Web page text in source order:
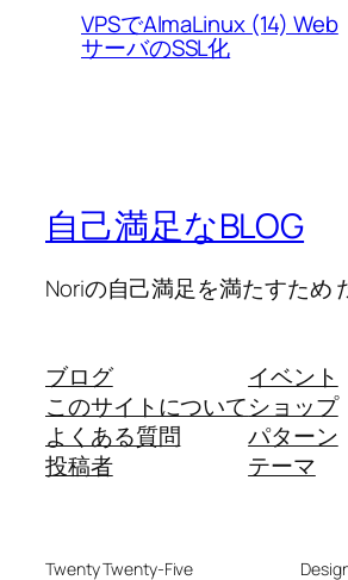
VPSでAlmaLinux (14) Web
サーバのSSL化
自己満足なBLOG
Noriの自己満足を満たすため
ブログ
このサイトについて
よくある質問
投稿者
イベント
ショップ
パターン
テーマ
Twenty Twenty-Five